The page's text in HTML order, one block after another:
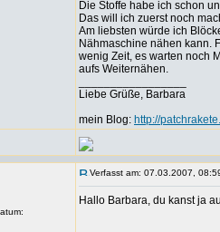
Die Stoffe habe ich schon
Das will ich zuerst noch
Am liebsten würde ich
Nähmaschine nähen kann.
wenig Zeit, es warten noch
aufs Weiternähen.
Liebe Grüße, Barbara
mein Blog: http://
Verfasst am: 07.03.2007,
Hallo Barbara, du kanst ja